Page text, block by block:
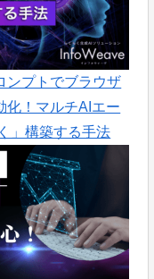
ンプトでブラウザ
化！マルチAIエー
」構築する手法